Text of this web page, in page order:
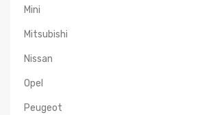
Mini
Mitsubishi
Nissan
Opel
Peugeot